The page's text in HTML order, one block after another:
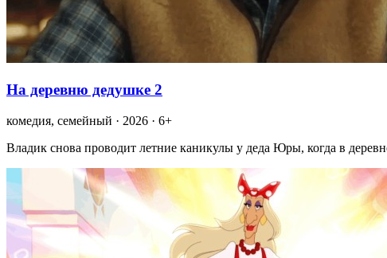
На деревню дедушке 2
комедия, семейный · 2026 · 6+
Владик снова проводит летние каникулы у деда Юры, когда в